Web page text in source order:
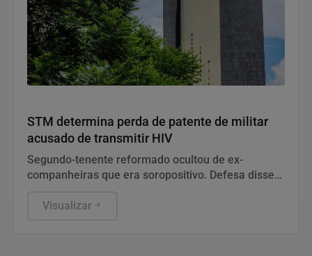
STM determina perda de patente de militar
acusado de transmitir HIV
Segundo-tenente reformado ocultou de ex-
companheiras que era soropositivo. Defesa disse
e não tem relação com a função no Exército.
Visualizar